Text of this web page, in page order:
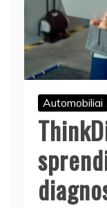
Automobiliai